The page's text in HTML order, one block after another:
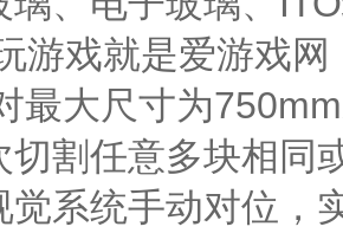
游戏就是爱游戏
最大尺寸为
切割任意多块相同
觉系统手动对位，